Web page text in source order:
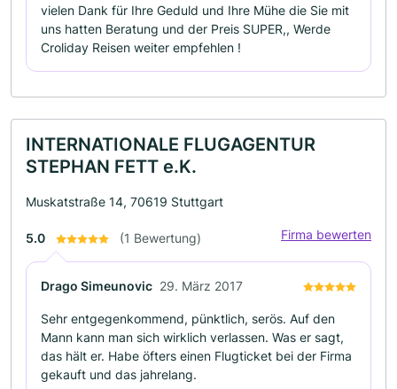
vielen Dank für Ihre Geduld und Ihre Mühe die Sie mit
uns hatten Beratung und der Preis SUPER,, Werde
Croliday Reisen weiter empfehlen !
INTERNATIONALE FLUGAGENTUR
STEPHAN FETT e.K.
Muskatstraße 14, 70619 Stuttgart
5.0 (1 Bewertung) Firma bewerten
Drago Simeunovic 29. März 2017
Sehr entgegenkommend, pünktlich, serös. Auf den
Mann kann man sich wirklich verlassen. Was er sagt,
das hält er. Habe öfters einen Flugticket bei der Firma
gekauft und das jahrelang.